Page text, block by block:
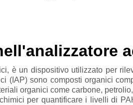
è un dispositivo utilizzato per
(IAP) sono composti organici
organici come carbone,
per quantificare i livelli di